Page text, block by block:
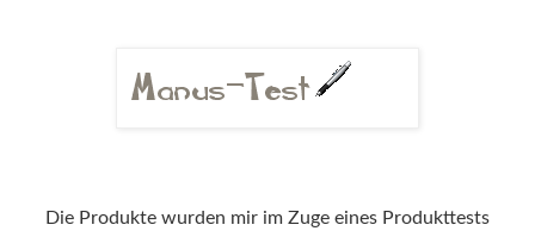
Die Produkte wurden mir im Zuge eines Produkttests